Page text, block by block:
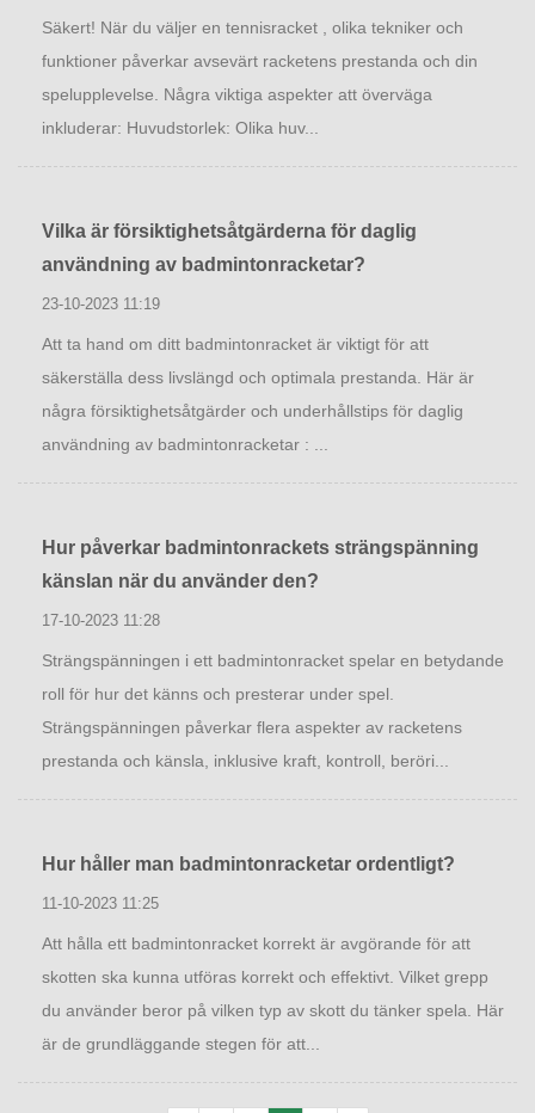
Säkert! När du väljer en tennisracket , olika tekniker och
funktioner påverkar avsevärt racketens prestanda och din
spelupplevelse. Några viktiga aspekter att överväga
inkluderar: Huvudstorlek: Olika huv...
Vilka är försiktighetsåtgärderna för daglig
användning av badmintonracketar?
23-10-2023 11:19
Att ta hand om ditt badmintonracket är viktigt för att
säkerställa dess livslängd och optimala prestanda. Här är
några försiktighetsåtgärder och underhållstips för daglig
användning av badmintonracketar : ...
Hur påverkar badmintonrackets strängspänning
känslan när du använder den?
17-10-2023 11:28
Strängspänningen i ett badmintonracket spelar en betydande
roll för hur det känns och presterar under spel.
Strängspänningen påverkar flera aspekter av racketens
prestanda och känsla, inklusive kraft, kontroll, beröri...
Hur håller man badmintonracketar ordentligt?
11-10-2023 11:25
Att hålla ett badmintonracket korrekt är avgörande för att
skotten ska kunna utföras korrekt och effektivt. Vilket grepp
du använder beror på vilken typ av skott du tänker spela. Här
är de grundläggande stegen för att...